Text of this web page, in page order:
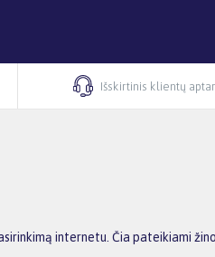
Išskirtinis klientų
internetu. Čia pateikiami